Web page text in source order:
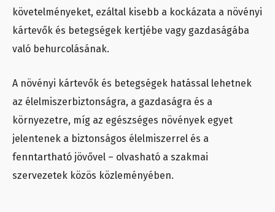
követelményeket, ezáltal kisebb a kockázata a növényi
kártevők és betegségek kertjébe vagy gazdaságába
való behurcolásának.
A növényi kártevők és betegségek hatással lehetnek
az élelmiszerbiztonságra, a gazdaságra és a
környezetre, míg az egészséges növények egyet
jelentenek a biztonságos élelmiszerrel és a
fenntartható jövővel – olvasható a szakmai
szervezetek közös közleményében.